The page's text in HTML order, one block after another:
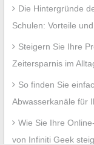
Die Hintergründe
Schulen: Vorteile
Steigern Sie Ihre
Zeitersparnis im
So finden Sie
Abwasserkanäle für
Wie Sie Ihre
von Infiniti Geek